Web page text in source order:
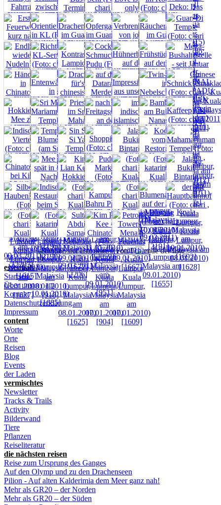
seite 1 von 1
essentials
Startseite
Über uns
Kontakt
Datenschutzerklärung
Impressum
content
Worte
Orte
Reisen
Blog
Events
der Laden
vermischtes
Newsletter
Tracks & Trails
Activity
Bilderwand
Tiere
Pflanzen
Reiseliteratur
die nächsten reisen
Reise zum Ursprung des Ganges
Auf den Olymp und zu den Drachenseen
Pilion - Auf alten Kalderimia dem Meer ganz nah!
Mehr als GR20 – der Norden
Mehr als GR20 – der Süden